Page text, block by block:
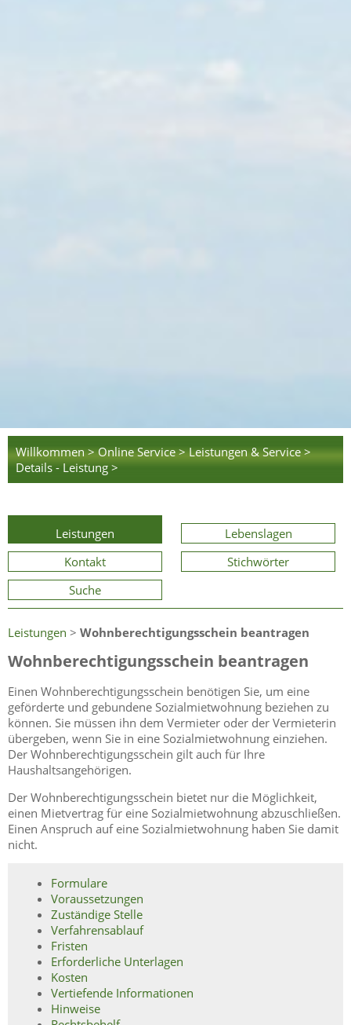
Willkommen > Online Service > Leistungen & Service >
Details - Leistung >
Leistungen
Lebenslagen
Kontakt
Stichwörter
Suche
Leistungen > Wohnberechtigungsschein beantragen
Wohnberechtigungsschein beantragen
Einen Wohnberechtigungsschein benötigen Sie, um eine
geförderte und gebundene Sozialmietwohnung beziehen zu
können. Sie müssen ihn dem Vermieter oder der Vermieterin
übergeben, wenn Sie in eine Sozialmietwohnung einziehen.
Der Wohnberechtigungsschein gilt auch für Ihre
Haushaltsangehörigen.
Der Wohnberechtigungsschein bietet nur die Möglichkeit,
einen Mietvertrag für eine Sozialmietwohnung abzuschließen.
Einen Anspruch auf eine Sozialmietwohnung haben Sie damit
nicht.
Formulare
Voraussetzungen
Zuständige Stelle
Verfahrensablauf
Fristen
Erforderliche Unterlagen
Kosten
Vertiefende Informationen
Hinweise